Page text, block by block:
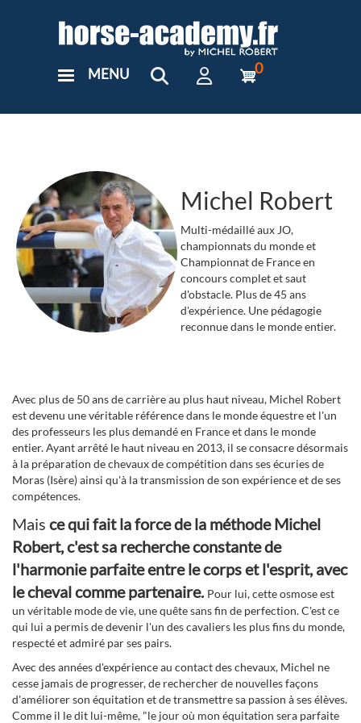
User
MENU 0
Michel Robert
Multi-médaillé aux JO,
championnats du monde et
Championnat de France en
concours complet et saut
d'obstacle. Plus de 45 ans
d'expérience. Une pédagogie
reconnue dans le monde entier.
Avec plus de 50 ans de carrière au plus haut niveau, Michel Robert
est devenu une véritable référence dans le monde équestre et l'un
des professeurs les plus demandé en France et dans le monde
entier. Ayant arrêté le haut niveau en 2013, il se consacre désormais
à la préparation de chevaux de compétition dans ses écuries de
Moras (Isère) ainsi qu'à la transmission de son expérience et de ses
compétences.
Mais ce qui fait la force de la méthode Michel
Robert, c'est sa recherche constante de
l'harmonie parfaite entre le corps et l'esprit, avec
le cheval comme partenaire. Pour lui, cette osmose est
un véritable mode de vie, une quête sans fin de perfection. C'est ce
qui lui a permis de devenir l'un des cavaliers les plus fins du monde,
respecté et admiré par ses pairs.
Avec des années d'expérience au contact des chevaux, Michel ne
cesse jamais de progresser, de rechercher de nouvelles façons
d'améliorer son équitation et de transmettre sa passion à ses élèves.
Comme il le dit lui-même, "le jour où mon équitation sera parfaite